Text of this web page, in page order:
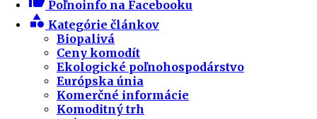
Poľnoinfo na Facebooku
category Kategórie článkov
Biopalivá
Ceny komodít
Ekologické poľnohospodárstvo
Európska únia
Komerčné informácie
Komoditný trh